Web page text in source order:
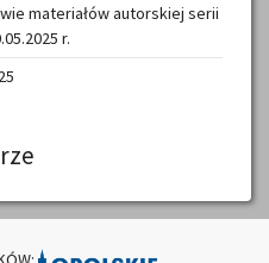
materiałów autorskiej serii
r.